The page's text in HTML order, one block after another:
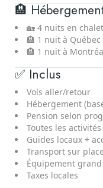
🏨
🏡 4 nuits en
🏨 1 nuit à Québec
🏨 1 nuit à
✅ Inclus
Vols aller/retour
Hébergement
Pension selon
Toutes les
Guides locaux +
Transport sur place
Équipement
Taxes locales